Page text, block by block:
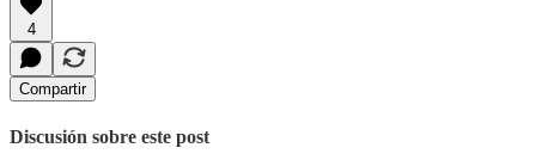
4
Compartir
Discusión sobre este post